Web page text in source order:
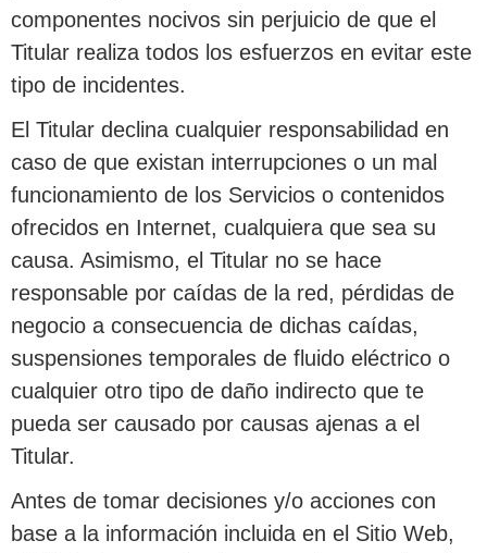
componentes nocivos sin perjuicio de que el
Titular realiza todos los esfuerzos en evitar este
tipo de incidentes.
El Titular declina cualquier responsabilidad en
caso de que existan interrupciones o un mal
funcionamiento de los Servicios o contenidos
ofrecidos en Internet, cualquiera que sea su
causa. Asimismo, el Titular no se hace
responsable por caídas de la red, pérdidas de
negocio a consecuencia de dichas caídas,
suspensiones temporales de fluido eléctrico o
cualquier otro tipo de daño indirecto que te
pueda ser causado por causas ajenas a el
Titular.
Antes de tomar decisiones y/o acciones con
base a la información incluida en el Sitio Web,